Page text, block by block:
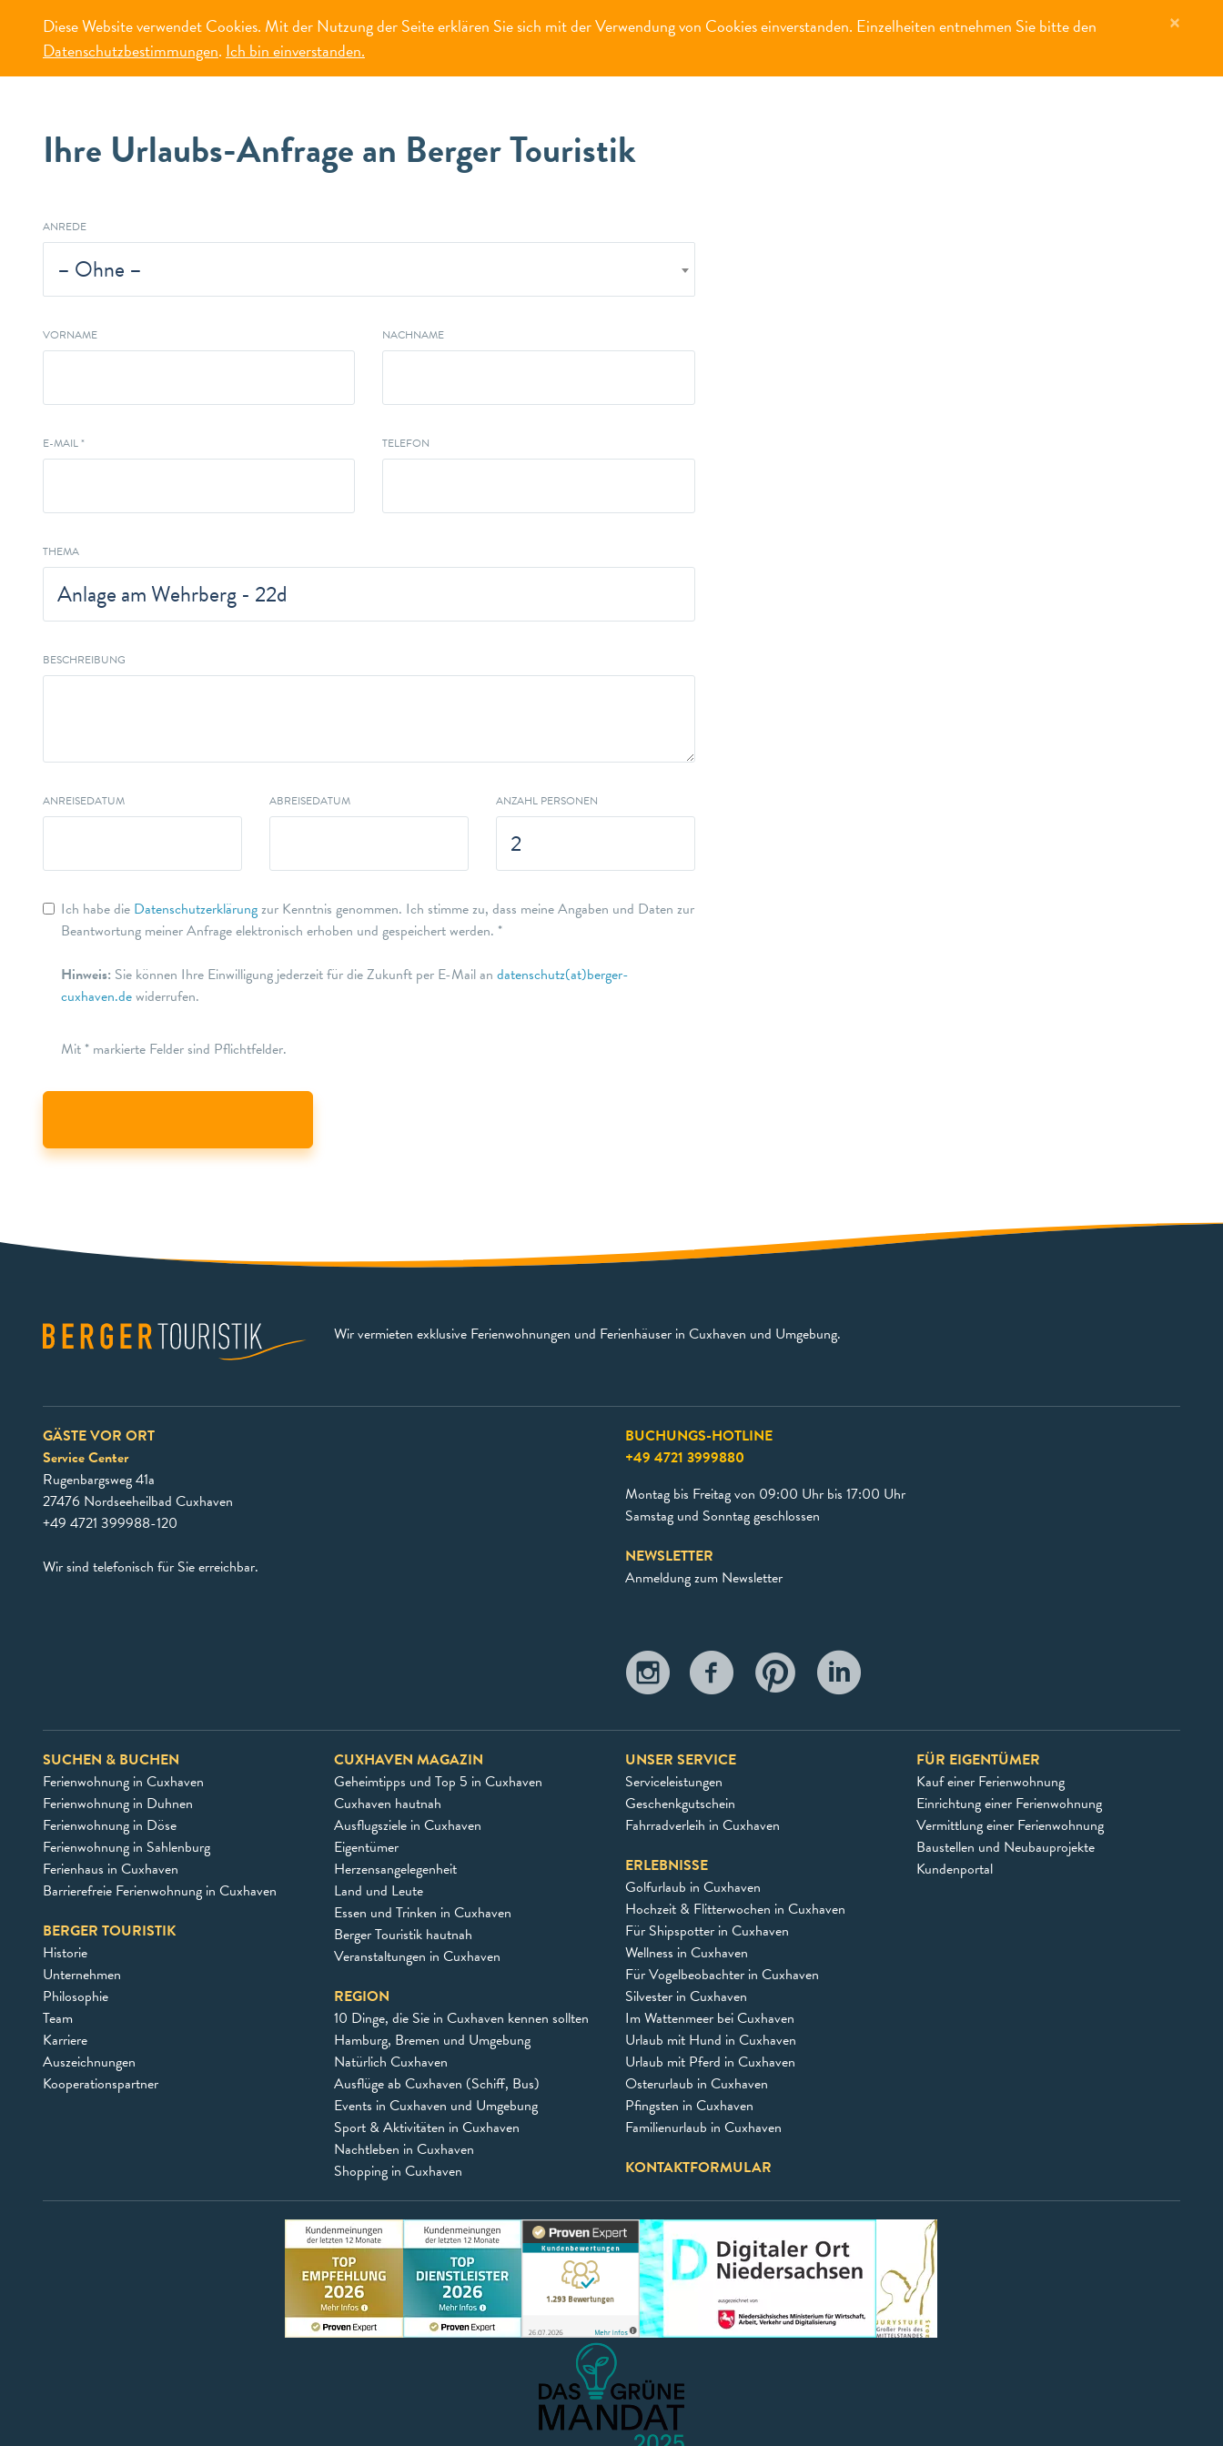
MENÜ MERKLISTE (0) FÜR EIGENTÜMER
Ihre Urlaubs-Anfrage an Berger Touristik
ANREDE
– Ohne –
VORNAME NACHNAME
E-MAIL * TELEFON
THEMA
BESCHREIBUNG
ANREISEDATUM ABREISEDATUM ANZAHL PERSONEN
Ich habe die Datenschutzerklärungzur Kenntnis genommen. Ich stimme zu, dass meine Angaben und Daten zur
Beantwortung meiner Anfrage elektronisch erhoben und gespeichert werden. *
Hinweis: Sie können Ihre Einwilligung jederzeit für die Zukunft per E-Mail an datenschutz(at)berger-
cuxhaven.dewiderrufen.
Mit * markierte Felder sind Pflichtfelder.
Wir vermieten exklusive Ferienwohnungen und Ferienhäuser in Cuxhaven und Umgebung.
GÄSTE VOR ORT
Service Center
Rugenbargsweg 41a
27476 Nordseeheilbad Cuxhaven
+49 4721 399988-120
Wir sind telefonisch für Sie erreichbar.
BUCHUNGS-HOTLINE
+49 4721 3999880
Montag bis Freitag von 09:00 Uhr bis 17:00 Uhr
Samstag und Sonntag geschlossen
NEWSLETTER
Anmeldung zum Newsletter
SUCHEN & BUCHEN
Ferienwohnung in Cuxhaven
Ferienwohnung in Duhnen
Ferienwohnung in Döse
Ferienwohnung in Sahlenburg
Ferienhaus in Cuxhaven
Barrierefreie Ferienwohnung in Cuxhaven
BERGER TOURISTIK
Historie
Unternehmen
Philosophie
Team
Karriere
Auszeichnungen
Kooperationspartner
CUXHAVEN MAGAZIN
Geheimtipps und Top 5 in Cuxhaven
Cuxhaven hautnah
Ausflugsziele in Cuxhaven
Eigentümer
Herzensangelegenheit
Land und Leute
Essen und Trinken in Cuxhaven
Berger Touristik hautnah
Veranstaltungen in Cuxhaven
REGION
10 Dinge, die Sie in Cuxhaven kennen sollten
Hamburg, Bremen und Umgebung
Natürlich Cuxhaven
Ausflüge ab Cuxhaven (Schiff, Bus)
Events in Cuxhaven und Umgebung
Sport & Aktivitäten in Cuxhaven
Nachtleben in Cuxhaven
Shopping in Cuxhaven
UNSER SERVICE
Serviceleistungen
Geschenkgutschein
Fahrradverleih in Cuxhaven
ERLEBNISSE
Golfurlaub in Cuxhaven
Hochzeit & Flitterwochen in Cuxhaven
Für Shipspotter in Cuxhaven
Wellness in Cuxhaven
Für Vogelbeobachter in Cuxhaven
Silvester in Cuxhaven
Im Wattenmeer bei Cuxhaven
Urlaub mit Hund in Cuxhaven
Urlaub mit Pferd in Cuxhaven
Osterurlaub in Cuxhaven
Pfingsten in Cuxhaven
Familienurlaub in Cuxhaven
KONTAKTFORMULAR
FÜR EIGENTÜMER
Kauf einer Ferienwohnung
Einrichtung einer Ferienwohnung
Vermittlung einer Ferienwohnung
Baustellen und Neubauprojekte
Kundenportal
×
Diese Website verwendet Cookies. Mit der Nutzung der Seite erklären Sie sich mit der Verwendung von Cookies einverstanden. Einzelheiten entnehmen Sie bitte den
Datenschutzbestimmungen. Ich bin einverstanden.